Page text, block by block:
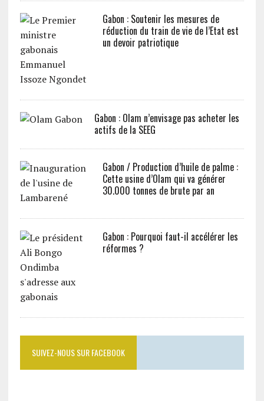
Gabon : Soutenir les mesures de
réduction du train de vie de l’Etat est
un devoir patriotique
Gabon : Olam n’envisage pas acheter les
actifs de la SEEG
Gabon / Production d’huile de palme :
Cette usine d’Olam qui va générer
30.000 tonnes de brute par an
Gabon : Pourquoi faut-il accélérer les
réformes ?
SUIVEZ-NOUS SUR FACEBOOK